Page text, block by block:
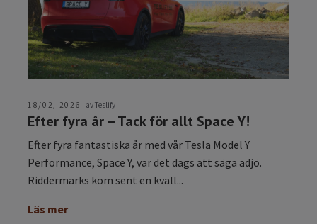
18/02, 2026 av Teslify
Efter fyra år – Tack för allt Space Y!
Efter fyra fantastiska år med vår Tesla Model Y
Performance, Space Y, var det dags att säga adjö.
Riddermarks kom sent en kväll...
Läs mer